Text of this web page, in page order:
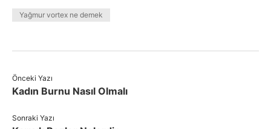
Yağmur vortex ne demek
Önceki Yazı
Kadın Burnu Nasıl Olmalı
Sonraki Yazı